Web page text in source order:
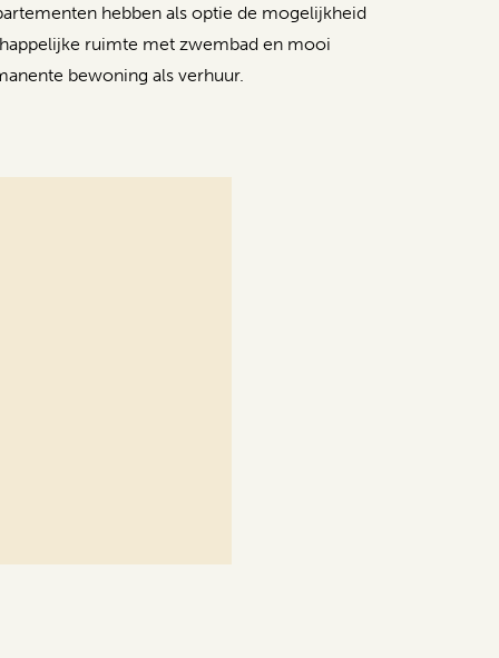
hebben als optie de mogelijkheid
ruimte met zwembad en mooi
bewoning als verhuur.